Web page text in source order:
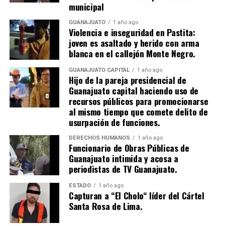
municipal
GUANAJUATO 1 año ago
Violencia e inseguridad en Pastita:
joven es asaltado y herido con arma
blanca en el callejón Monte Negro.
GUANAJUATO CAPITAL 1 año ago
Hijo de la pareja presidencial de
Guanajuato capital haciendo uso de
recursos públicos para promocionarse
al mismo tiempo que comete delito de
usurpación de funciones.
DERECHOS HUMANOS 1 año ago
Funcionario de Obras Públicas de
Guanajuato intimida y acosa a
periodistas de TV Guanajuato.
ESTADO 1 año ago
Capturan a “El Cholo“ líder del Cártel
Santa Rosa de Lima.